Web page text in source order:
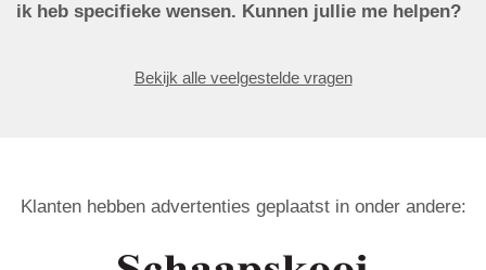
ik heb specifieke wensen. Kunnen jullie me helpen?
Bekijk alle veelgestelde vragen
Klanten hebben advertenties geplaatst in onder andere: